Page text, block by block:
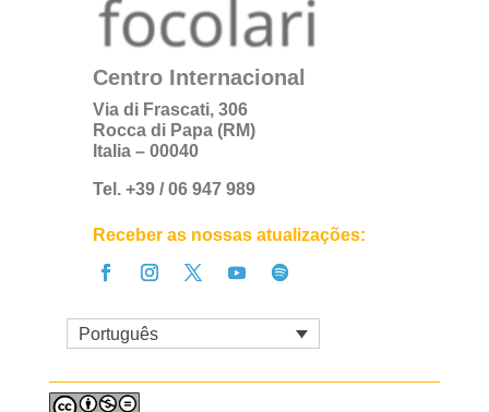
Centro Internacional
Via di Frascati, 306
Rocca di Papa (RM)
Italia – 00040
Tel. +39 / 06 947 989
Receber as nossas atualizações:
Português